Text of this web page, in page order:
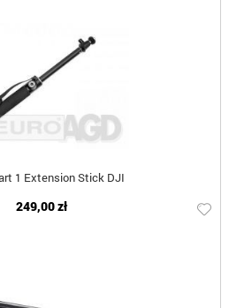
1 Extension Stick DJI
249,00 zł